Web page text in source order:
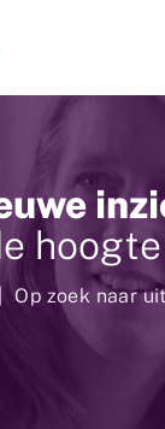
hoogte
Op zoek naar